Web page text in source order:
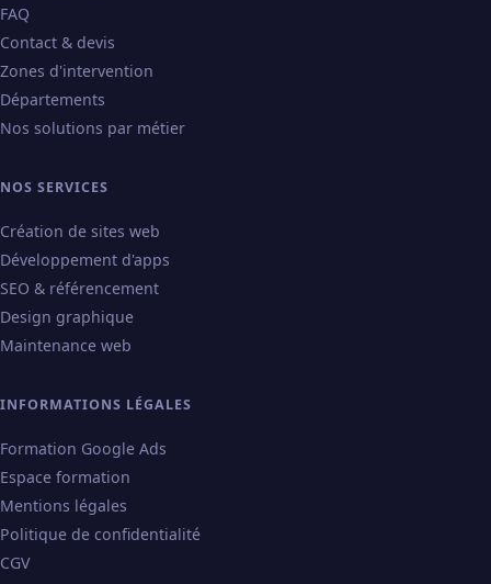
FAQ
Contact & devis
Zones d'intervention
Départements
Nos solutions par métier
NOS SERVICES
Création de sites web
Développement d'apps
SEO & référencement
Design graphique
Maintenance web
INFORMATIONS LÉGALES
Formation Google Ads
Espace formation
Mentions légales
Politique de confidentialité
CGV